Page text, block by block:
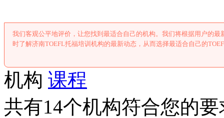
我们客观公平地评价，让您找到最适合自己的机构。我们将根据用户的
时了解济南TOEFL托福培训机构的最新动态，从而选择最适合自己的
机构 课程
共有14个机构符合您的要